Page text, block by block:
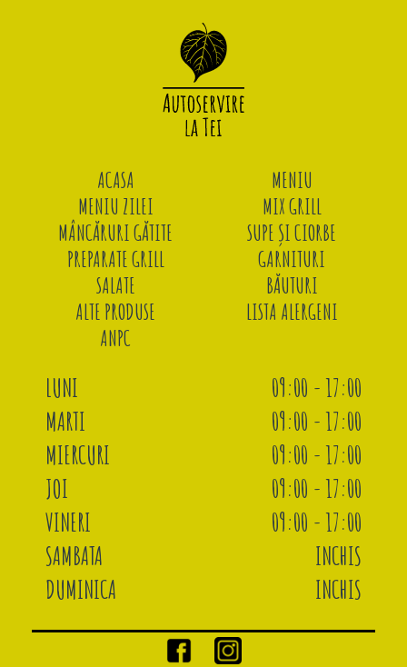
ACASA
MENIU
MENIU ZILEI
MIX GRILL
MÂNCĂRURI GĂTITE
SUPE ȘI CIORBE
PREPARATE GRILL
GARNITURI
SALATE
BĂUTURI
ALTE PRODUSE
LISTA ALERGENI
ANPC
LUNI
09:00 - 17:00
MARTI
09:00 - 17:00
MIERCURI
09:00 - 17:00
JOI
09:00 - 17:00
VINERI
09:00 - 17:00
SAMBATA
INCHIS
DUMINICA
INCHIS